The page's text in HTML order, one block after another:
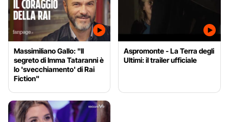
Massimiliano Gallo: "Il
segreto di Imma Tataranni è
lo 'svecchiamento' di Rai
Fiction"
Aspromonte - La Terra degli
Ultimi: il trailer ufficiale